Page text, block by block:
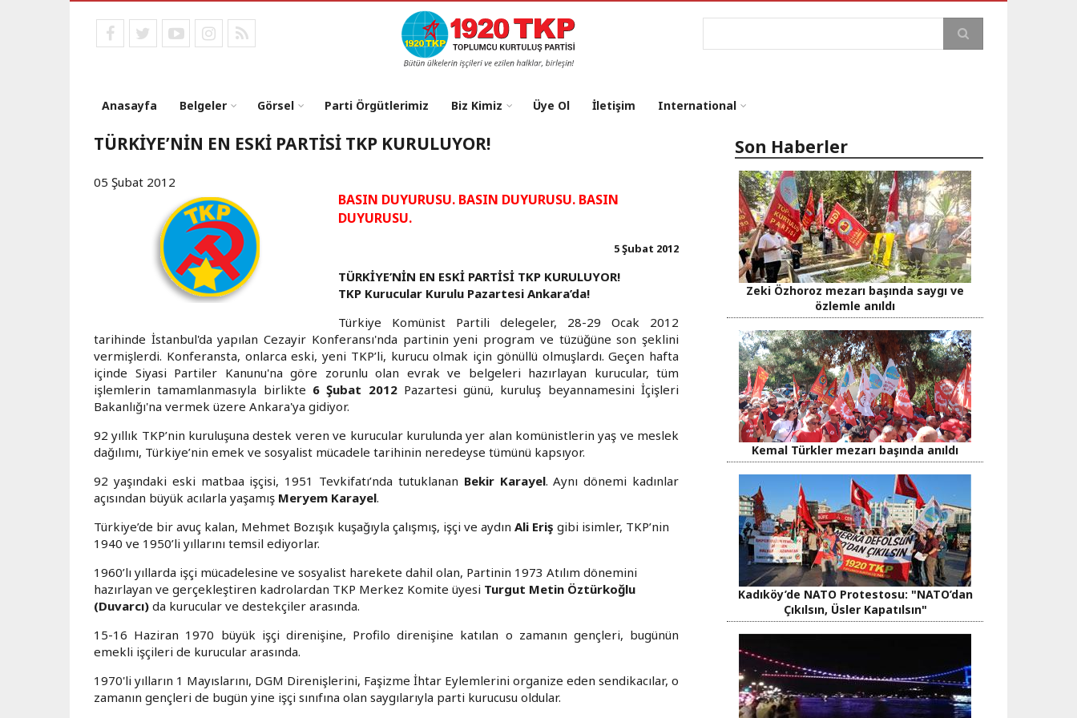
facebooktwitteryoutubeinstagram
RSS
Ara
Anasayfa Belgeler Görsel Parti Örgütlerimiz Biz Kimiz Üye Ol İletişim International
TÜRKİYE’NİN EN ESKİ PARTİSİ TKP KURULUYOR!
05 Şubat 2012
BASIN DUYURUSU. BASIN DUYURUSU. BASIN
DUYURUSU.
5 Şubat 2012
TÜRKİYE’NİN EN ESKİ PARTİSİ TKP KURULUYOR!
TKP Kurucular Kurulu Pazartesi Ankara’da!
Türkiye Komünist Partili delegeler, 28-29 Ocak 2012
tarihinde İstanbul'da yapılan Cezayir Konferansı'nda partinin yeni program ve tüzüğüne son şeklini
vermişlerdi. Konferansta, onlarca eski, yeni TKP’li, kurucu olmak için gönüllü olmuşlardı. Geçen hafta
içinde Siyasi Partiler Kanunu'na göre zorunlu olan evrak ve belgeleri hazırlayan kurucular, tüm
işlemlerin tamamlanmasıyla birlikte 6 Şubat 2012Pazartesi günü, kuruluş beyannamesini İçişleri
Bakanlığı'na vermek üzere Ankara'ya gidiyor.
92 yıllık TKP’nin kuruluşuna destek veren ve kurucular kurulunda yer alan komünistlerin yaş ve meslek
dağılımı, Türkiye’nin emek ve sosyalist mücadele tarihinin neredeyse tümünü kapsıyor.
92 yaşındaki eski matbaa işçisi, 1951 Tevkifatı’nda tutuklanan Bekir Karayel. Aynı dönemi kadınlar
açısından büyük acılarla yaşamış Meryem Karayel.
Türkiye’de bir avuç kalan, Mehmet Bozışık kuşağıyla çalışmış, işçi ve aydın Ali Eriş gibi isimler, TKP’nin
1940 ve 1950’li yıllarını temsil ediyorlar.
1960’lı yıllarda işçi mücadelesine ve sosyalist harekete dahil olan, Partinin 1973 Atılım dönemini
hazırlayan ve gerçekleştiren kadrolardan TKP Merkez Komite üyesi Turgut Metin Öztürkoğlu
(Duvarcı) da kurucular ve destekçiler arasında.
15-16 Haziran 1970 büyük işçi direnişine, Profilo direnişine katılan o zamanın gençleri, bugünün
emekli işçileri de kurucular arasında.
1970'li yılların 1 Mayıslarını, DGM Direnişlerini, Faşizme İhtar Eylemlerini organize eden sendikacılar, o
zamanın gençleri de bugün yine işçi sınıfına olan saygılarıyla parti kurucusu oldular.
Son Haberler
Zeki Özhoroz mezarı başında saygı ve
özlemle anıldı
Kemal Türkler mezarı başında anıldı
Kadıköy’de NATO Protestosu: "NATO’dan
Çıkılsın, Üsler Kapatılsın"